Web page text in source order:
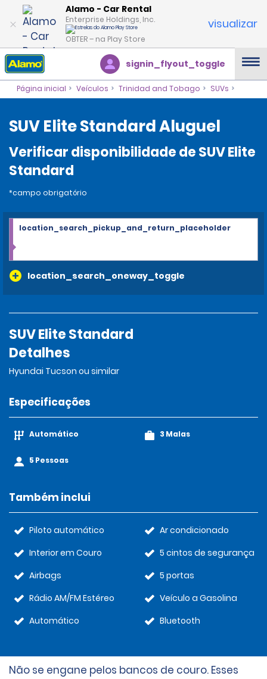
Alamo - Car Rental
Enterprise Holdings, Inc.
OBTER – na Play Store
visualizar
signin_flyout_toggle
Página inicial Veículos Trinidad and Tobago SUVs
SUV Elite Standard Aluguel
Verificar disponibilidade de SUV Elite
Standard
*campo obrigatório
location_search_oneway_toggle
location_search_pickup_and_return_placeholder
SUV Elite Standard
Detalhes
Hyundai Tucson ou similar
Especificações
Automático
5 Pessoas
3 Malas
Também inclui
Piloto automático
Interior em Couro
Airbags
Rádio AM/FM Estéreo
Automático
Ar condicionado
5 cintos de segurança
5 portas
Veículo a Gasolina
Bluetooth
Não se engane pelos bancos de couro. Esses